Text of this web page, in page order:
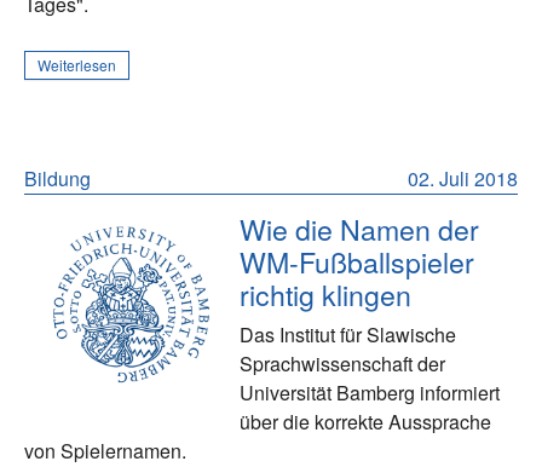
Weiterlesen
02. Juli 2018
Bildung
Wie die Namen der
WM-Fußballspieler
richtig klingen
Das Institut für Slawische
Sprachwissenschaft der
Universität Bamberg informiert
über die korrekte Aussprache
von Spielernamen.